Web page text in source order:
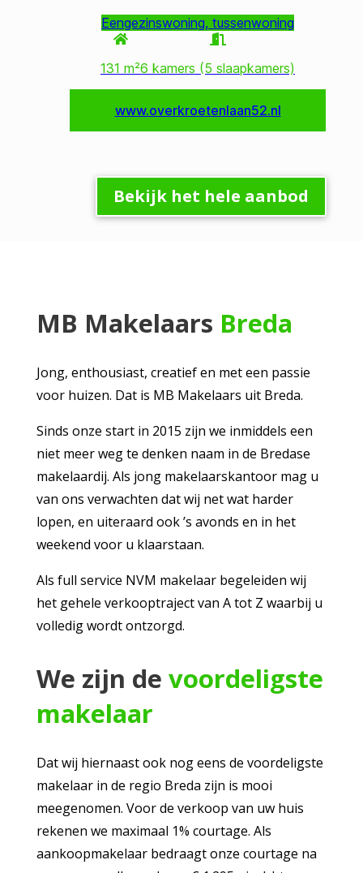
Bekijk het hele aanbod
MB Makelaars Breda
Jong, enthousiast, creatief en met een passie
voor huizen. Dat is MB Makelaars uit Breda.
Sinds onze start in 2015 zijn we inmiddels een
niet meer weg te denken naam in de Bredase
makelaardij. Als jong makelaarskantoor mag u
van ons verwachten dat wij net wat harder
lopen, en uiteraard ook ’s avonds en in het
weekend voor u klaarstaan.
Als full service NVM makelaar begeleiden wij
het gehele verkooptraject van A tot Z waarbij u
volledig wordt ontzorgd.
We zijn de voordeligste
makelaar
Dat wij hiernaast ook nog eens de voordeligste
makelaar in de regio Breda zijn is mooi
meegenomen. Voor de verkoop van uw huis
rekenen we maximaal 1% courtage. Als
aankoopmakelaar bedraagt onze courtage na